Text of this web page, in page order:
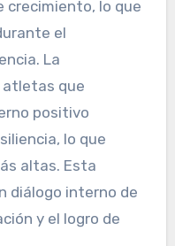
crecimiento, lo que
el
La
atletas que
positivo
lo que
altas. Esta
diálogo interno de
y el logro de